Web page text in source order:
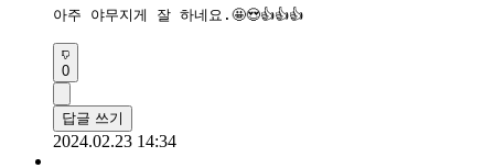
0
답글 쓰기
2024.02.23 14:34